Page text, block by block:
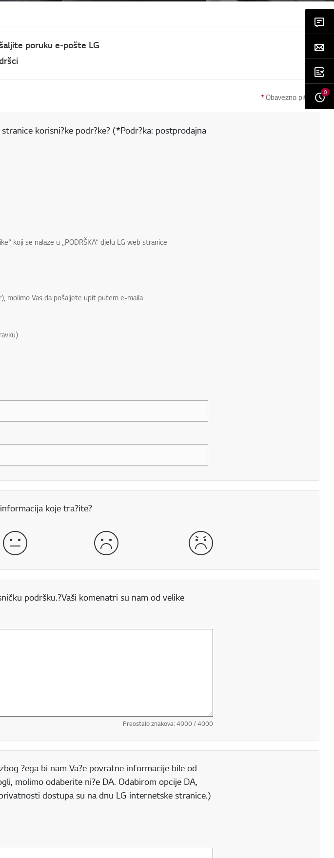
poruku e-pošte LG
*Obavezno pitanje
korisni?ke podr?ke? (*Podr?ka: postprodajna
koji se nalaze u „PODRŠKA“ djelu LG web stranice
molimo Vas da pošaljete upit putem e-maila
koje tra?ite?
Normalno Loše
podršku.?Vaši komenatri su nam od velike
Preostalo znakova: 4000/ 4000
?ega bi nam Va?e povratne informacije bile od
molimo odaberite ni?e DA. Odabirom opcije DA,
dostupa su na dnu LG internetske stranice.)
0